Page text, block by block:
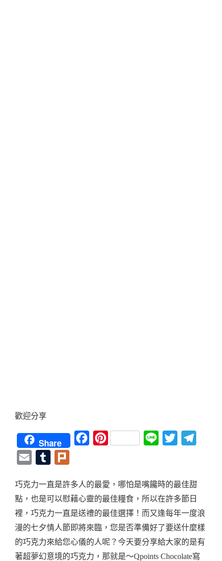
歡迎分享
Share FacebookPinterest Line Twitter
Email Tumblr
巧克力一直是許多人的最愛，哪怕是嘴饞時的最佳甜
點，也是可以慰藉心靈的最佳糧食，所以在許多節日
裡，巧克力一直是送禮的最佳選擇！而又逢每年一度浪
漫的七夕情人節即將來臨，您是否準備好了要送什麼樣
的巧克力來給您心儀的人呢？今天要分享給大家的是有
著超夢幻意境的巧克力，那就是～Qpoints Chocolate寫